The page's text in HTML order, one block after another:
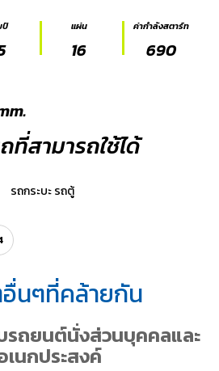
ป์ แผ่น
16
ค่ากำลังสตาร์ท
690
ที่สามารถใช้ได้
รถกระบะ รถตู้
นๆที่คล้ายกัน
รถยนต์นั่งส่วนบุคคลและ
เนกประสงค์